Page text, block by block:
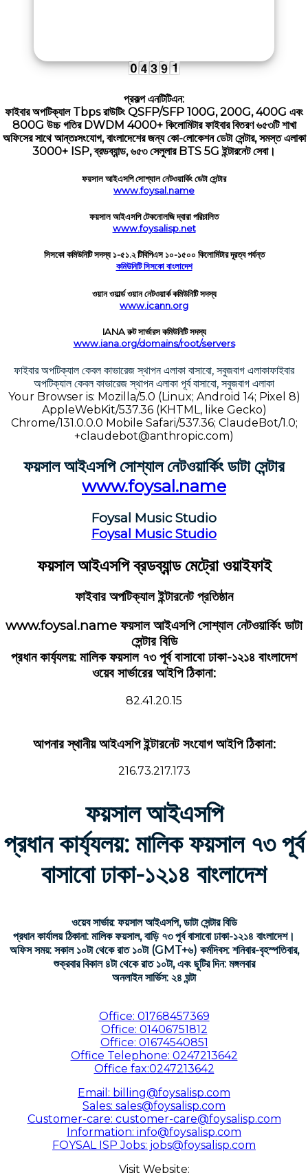
প্রকল্প এনটিটিএন:
ফাইবার অপটিক্যাল Tbps রাউটিং QSFP/SFP 100G, 200G, 400G এবং
800G উচ্চ গতির DWDM 4000+ কিলোমিটার ফাইবার বিতরণ ৬৫৩টি শাখা
অফিসের সাথে আন্তঃসংযোগ, বাংলাদেশের জন্য কো-লোকেশন ডেটা সেন্টার, সমস্ত এলাকা
3000+ ISP, ব্রডব্যান্ড, ৬৫৩ সেলুলার BTS 5G ইন্টারনেট সেবা।
ফয়সাল আইএসপি সোশ্যাল নেটওয়ার্কিং ডেটা সেন্টার
www.foysal.name
ফয়সাল আইএসপি টেকনোলজি দ্বারা পরিচালিত
www.foysalisp.net
সিসকো কমিউনিটি সদস্য ১-৫১.২ টিবিপিএস ১০-১৫০০ কিলোমিটার দূরত্ব পর্যন্ত
কমিউনিটি সিসকো বাংলাদেশ
ওয়ান ওয়ার্ল্ড ওয়ান নেটওয়ার্ক কমিউনিটি সদস্য
www.icann.org
IANA রুট সার্ভারস কমিউনিটি সদস্য
www.iana.org/domains/root/servers
ফাইবার অপটিক্যাল কেবল কাভারেজ স্থাপন এলাকা বাসাবো, সবুজবাগ এলাকাফাইবার
অপটিক্যাল কেবল কাভারেজ স্থাপন এলাকা পূর্ব বাসাবো, সবুজবাগ এলাকা
Your Browser is: Mozilla/5.0 (Linux; Android 14; Pixel 8)
AppleWebKit/537.36 (KHTML, like Gecko)
Chrome/131.0.0.0 Mobile Safari/537.36; ClaudeBot/1.0;
+claudebot@anthropic.com)
ফয়সাল আইএসপি সোশ্যাল নেটওয়ার্কিং ডাটা সেন্টার
www.foysal.name
Foysal Music Studio
Foysal Music Studio
ফয়সাল আইএসপি ব্রডব্যান্ড মেট্রো ওয়াইফাই
ফাইবার অপটিক্যাল ইন্টারনেট প্রতিষ্ঠান
www.foysal.name ফয়সাল আইএসপি সোশ্যাল নেটওয়ার্কিং ডাটা
সেন্টার বিডি
প্রধান কার্য্যলয়: মালিক ফয়সাল ৭৩ পূর্ব বাসাবো ঢাকা-১২১৪ বাংলাদেশ
ওয়েব সার্ভারের আইপি ঠিকানা:
82.41.20.15
আপনার স্থানীয় আইএসপি ইন্টারনেট সংযোগ আইপি ঠিকানা:
216.73.217.173
ফয়সাল আইএসপি
প্রধান কার্য্যলয়: মালিক ফয়সাল ৭৩ পূর্ব
বাসাবো ঢাকা-১২১৪ বাংলাদেশ
ওয়েব সার্ভার: ফয়সাল আইএসপি, ডাটা সেন্টার বিডি
প্রধান কার্যালয় ঠিকানা: মালিক ফয়সাল, বাড়ি ৭৩ পূর্ব বাসাবো ঢাকা-১২১৪ বাংলাদেশ।
অফিস সময়: সকাল ১০টা থেকে রাত ১০টা (GMT+৬) কর্মদিবস: শনিবার-বৃহস্পতিবার,
শুক্রবার বিকাল ৪টা থেকে রাত ১০টা, এবং ছুটির দিন: মঙ্গলবার
অনলাইন সার্ভিস: ২৪ ঘন্টা
Office: 01768457369
Office: 01406751812
Office: 01674540851
Office Telephone: 0247213642
Office fax:0247213642
Email: billing@foysalisp.com
Sales: sales@foysalisp.com
Customer-care: customer-care@foysalisp.com
Information: info@foysalisp.com
FOYSAL ISP Jobs: jobs@foysalisp.com
Visit Website: